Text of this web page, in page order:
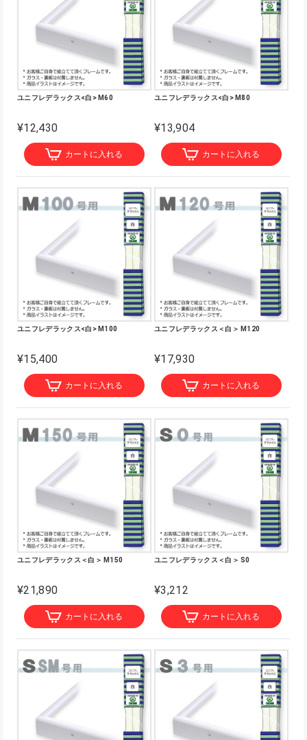
ユニフレデラックス<白> M60
¥12,430
カートに入れる
ユニフレデラックス<白> M80
¥13,904
カートに入れる
ユニフレデラックス<白> M100
¥15,400
カートに入れる
ユニフレデラックス＜白＞ M120
¥17,930
カートに入れる
ユニフレデラックス＜白＞ M150
¥21,890
カートに入れる
ユニフレデラックス＜白＞ S0
¥3,212
カートに入れる